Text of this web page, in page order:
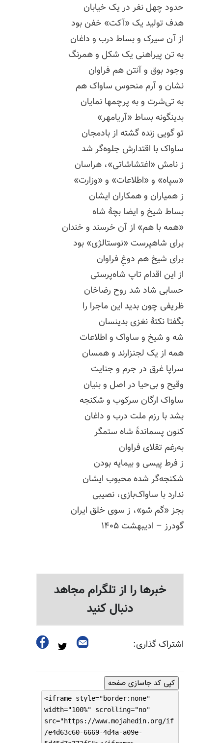
حدود چهل نفر در یک خیابان
هدف تولید یک «آکت» خفن بود
از آن سیرک و بساط درب و داغان
به تن پیراهنی یک شکل و همرنگ
وجود بوق و آنتن هم فراوان
نشان و آرم منحوس ساواک هم
به تی‌شرت و به پرچمها نمایان
بدینگونه بساط «آریامهر»
تو گویی زنده گشته از بادمجان
ساواک با اقتدارش جلوه‌گر شد
ز نامش «اغتشاشاتی»، هراسان
«سپاه» و «اطلاعات» و «وزارت»
ز همیاران و همکاران ایشان
بساط شیخ و ایضا بچهٔ شاه
«همه با هم» از آن خرسند و خندان
برای شاهپرست «نوستالژی» بود
برای شیخ هم دوغِ فراوان
از این اقدام تاپ شاه‌پرستی
حسابی شاد شد روح رضاخان
ظریفی چون بدید این ماجرا را
بگفتا نکتهٔ نغزی بدینسان
شه و شیخ و ساواک و اطلاعات
همه از یک لجنزارند و همسان
سراپا غرق در جرم و جنایت
وقیح و بی‌حیا در اصل و بنیان
ساواک ارگان سرکوب و شکنجه
بشد با رزم ملت درب و داغان
کنون پسماندهٔ شاه ستمگر
به‌رغم تقلای فراوان
ز فرط پیسی وبیمایه بودن
شکنجه‌گر شده محبوب ایشان
ندارد با ساواک‌بازی، نصیبی
بجز «گم شو»، ز سوی خلق ایران
گودرز – ادیبهشت
خبرها را از تلگرام مجاهد
دنبال کنید
اشتراک گذاری:
کپی کد جاسازی صفحه
<iframe style="border:none"
width="100%" scrolling="no"
src="https://www.mojahedin.org/if
/e4d63c60-6669-4d4a-a09e-